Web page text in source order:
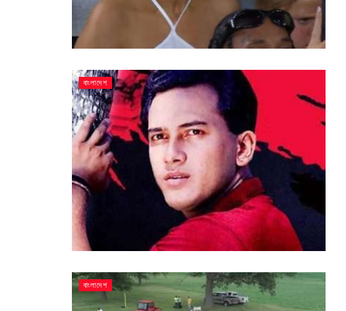
বাংলাদেশ
বাংলাদেশ